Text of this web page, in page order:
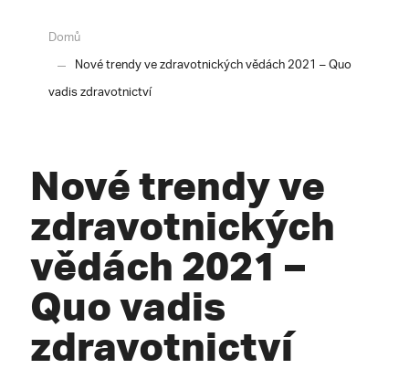
Domů
Nové trendy ve zdravotnických vědách 2021 – Quo
vadis zdravotnictví
Nové trendy ve
zdravotnických
vědách 2021 –
Quo vadis
zdravotnictví